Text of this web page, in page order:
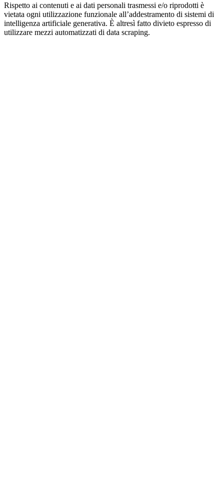
Rispetto ai contenuti e ai dati personali trasmessi e/o riprodotti è
vietata ogni utilizzazione funzionale all’addestramento di sistemi di
intelligenza artificiale generativa. È altresì fatto divieto espresso di
utilizzare mezzi automatizzati di data scraping.